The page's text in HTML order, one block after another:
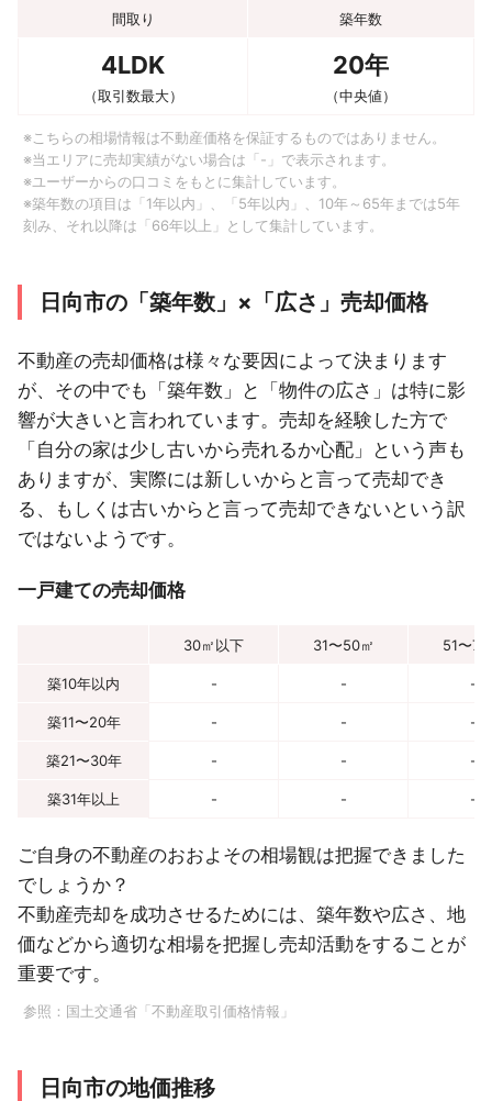
間取り 築年数
4LDK
（取引数最大）
20年
（中央値）
※こちらの相場情報は不動産価格を保証するものではありません。
※当エリアに売却実績がない場合は「-」で表示されます。
※ユーザーからの口コミをもとに集計しています。
※築年数の項目は「1年以内」、「5年以内」、10年～65年までは5年
刻み、それ以降は「66年以上」として集計しています。
日向市の「築年数」×「広さ」売却価格
不動産の売却価格は様々な要因によって決まります
が、その中でも「築年数」と「物件の広さ」は特に影
響が大きいと言われています。売却を経験した方で
「自分の家は少し古いから売れるか心配」という声も
ありますが、実際には新しいからと言って売却でき
る、もしくは古いからと言って売却できないという訳
ではないようです。
一戸建ての売却価格
30㎡以下 31〜50㎡ 51〜70
築10年以内 - - -
築11〜20年 - - -
築21〜30年 - - -
築31年以上 - - -
ご自身の不動産のおおよその相場観は把握できました
でしょうか？
不動産売却を成功させるためには、築年数や広さ、地
価などから適切な相場を把握し売却活動をすることが
重要です。
参照： 国土交通省「不動産取引価格情報」
日向市の地価推移